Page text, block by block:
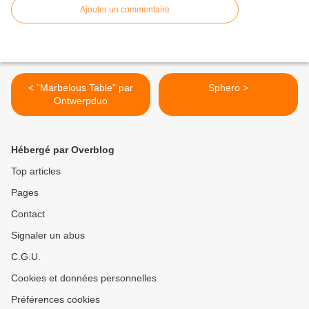
Ajouter un commentaire
< "Marbelous Table" par
Ontwerpduo
Sphero >
Hébergé par Overblog
Top articles
Pages
Contact
Signaler un abus
C.G.U.
Cookies et données personnelles
Préférences cookies